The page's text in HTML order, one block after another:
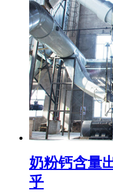
奶粉钙含量
乎